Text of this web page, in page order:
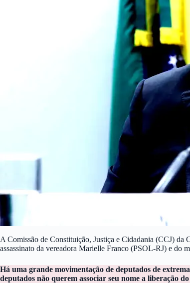
A Comissão de Constituição, Justiça e Cidadania (CCJ) da
assassinato da vereadora Marielle Franco (PSOL-RJ) e do
Há uma grande movimentação de deputados de
deputados não querem associar seu nome a liberação